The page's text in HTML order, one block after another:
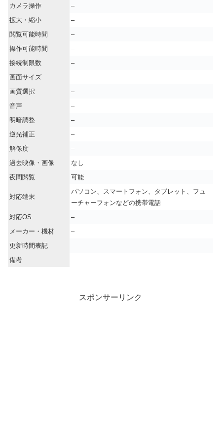
カメラ操作
–
拡大・縮小
–
閲覧可能時間
–
操作可能時間
–
接続制限数
–
画面サイズ
画質選択
–
音声
–
明暗調整
–
逆光補正
–
解像度
–
過去映像・画像
なし
夜間閲覧
可能
対応端末
パソコン、スマートフォン、タブレット、フュ
ーチャーフォンなどの携帯電話
対応OS
–
メーカー・機材
–
更新時間表記
備考
スポンサーリンク